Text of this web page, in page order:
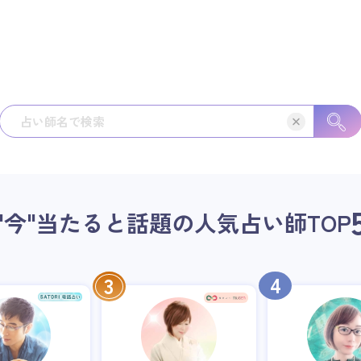
"当たると話題の人気占い師TOP
3 4